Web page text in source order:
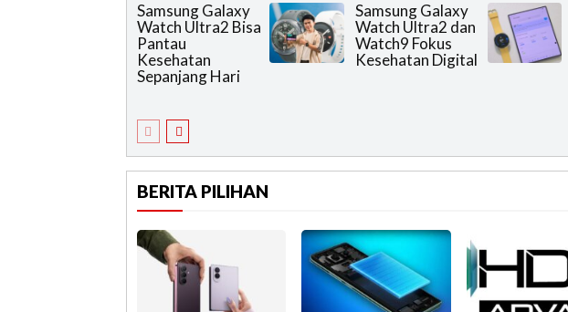
Samsung Galaxy
Watch Ultra2 Bisa
Pantau
Kesehatan
Sepanjang Hari
Samsung Galaxy
Watch Ultra2 dan
Watch9 Fokus
Kesehatan Digital
BERITA PILIHAN